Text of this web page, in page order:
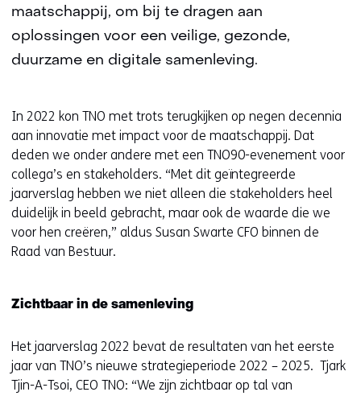
maatschappij, om bij te dragen aan
oplossingen voor een veilige, gezonde,
duurzame en digitale samenleving.
In 2022 kon TNO met trots terugkijken op negen decennia
aan innovatie met impact voor de maatschappij. Dat
deden we onder andere met een TNO90-evenement voor
collega’s en stakeholders. “Met dit geïntegreerde
jaarverslag hebben we niet alleen die stakeholders heel
duidelijk in beeld gebracht, maar ook de waarde die we
voor hen creëren,” aldus Susan Swarte CFO binnen de
Raad van Bestuur.
Zichtbaar in de samenleving
Het jaarverslag 2022 bevat de resultaten van het eerste
jaar van TNO’s nieuwe strategieperiode 2022 – 2025. Tjark
Tjin-A-Tsoi, CEO TNO: “We zijn zichtbaar op tal van